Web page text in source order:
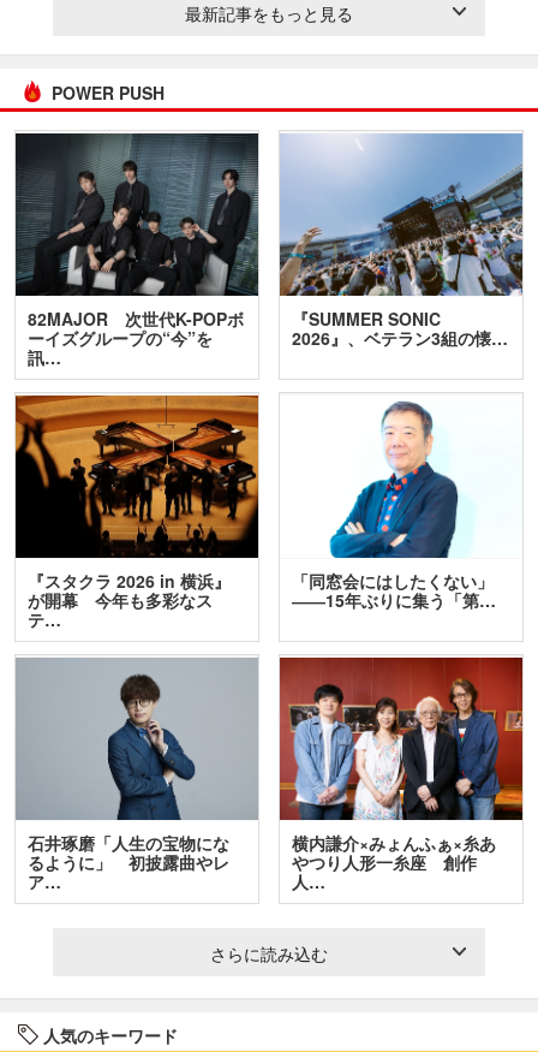
最新記事をもっと見る
POWER PUSH
82MAJOR 次世代K-POPボ
ーイズグループの“今”を
訊…
『SUMMER SONIC
2026』、ベテラン3組の懐…
『スタクラ 2026 in 横浜』
が開幕 今年も多彩なス
テ…
「同窓会にはしたくない」
――15年ぶりに集う「第…
石井琢磨「人生の宝物にな
るように」 初披露曲やレ
ア…
横内謙介×みょんふぁ×糸あ
やつり人形一糸座 創作
人…
さらに読み込む
人気のキーワード